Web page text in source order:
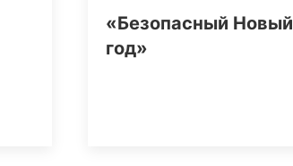
«Безопасный Новый
год»